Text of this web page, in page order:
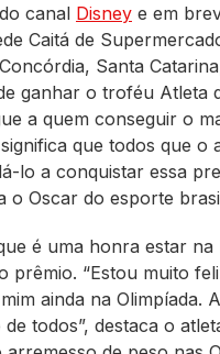
canal Disney e em
Caitá de
Santa
ganhar o troféu Atleta
a quem conseguir o
que todos que o
lo a conquistar essa
o Oscar do esporte
é uma honra estar na
prêmio. “Estou muito
ainda na Olimpíada.
todos”, destaca o